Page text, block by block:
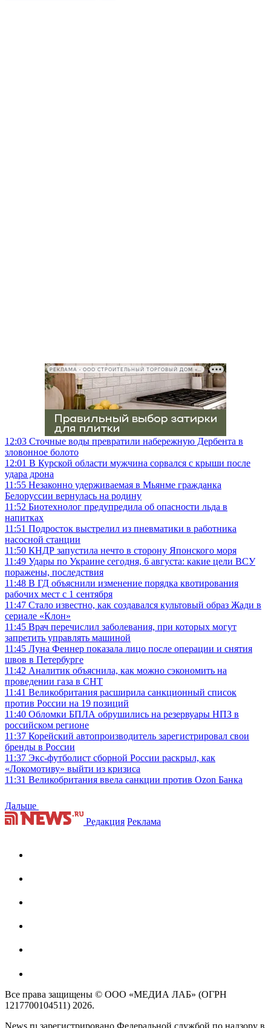
12:03 Сточные воды превратили набережную Дербента в
зловонное болото
12:01 В Курской области мужчина сорвался с крыши после
удара дрона
11:55 Незаконно удерживаемая в Мьянме гражданка
Белоруссии вернулась на родину
11:52 Биотехнолог предупредила об опасности льда в
напитках
11:51 Подросток выстрелил из пневматики в работника
насосной станции
11:50 КНДР запустила нечто в сторону Японского моря
11:49 Удары по Украине сегодня, 6 августа: какие цели ВСУ
поражены, последствия
11:48 В ГД объяснили изменение порядка квотирования
рабочих мест с 1 сентября
11:47 Стало известно, как создавался культовый образ Жади в
сериале «Клон»
11:45 Врач перечислил заболевания, при которых могут
запретить управлять машиной
11:45 Луна Феннер показала лицо после операции и снятия
швов в Петербурге
11:42 Аналитик объяснила, как можно сэкономить на
проведении газа в СНТ
11:41 Великобритания расширила санкционный список
против России на 19 позиций
11:40 Обломки БПЛА обрушились на резервуары НПЗ в
российском регионе
11:37 Корейский автопроизводитель зарегистрировал свои
бренды в России
11:37 Экс-футболист сборной России раскрыл, как
«Локомотиву» выйти из кризиса
11:31 Великобритания ввела санкции против Ozon Банка
Дальше
Редакция Реклама
Все права защищены © ООО «МЕДИА ЛАБ» (ОГРН
1217700104511) 2026.
News.ru зарегистрировано Федеральной службой по надзору в